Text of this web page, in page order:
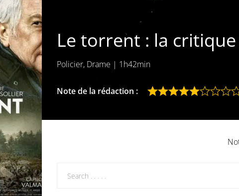
Le torrent : la
Policier, Drame | 1h42min
Note de la rédaction :